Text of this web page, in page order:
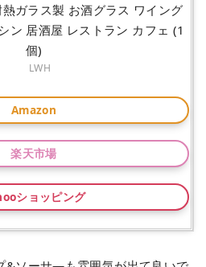
ガラス製 お酒グラス ワイング
ン 居酒屋 レストラン カフェ (1
個)
LWH
Amazon
楽天市場
ショッピング